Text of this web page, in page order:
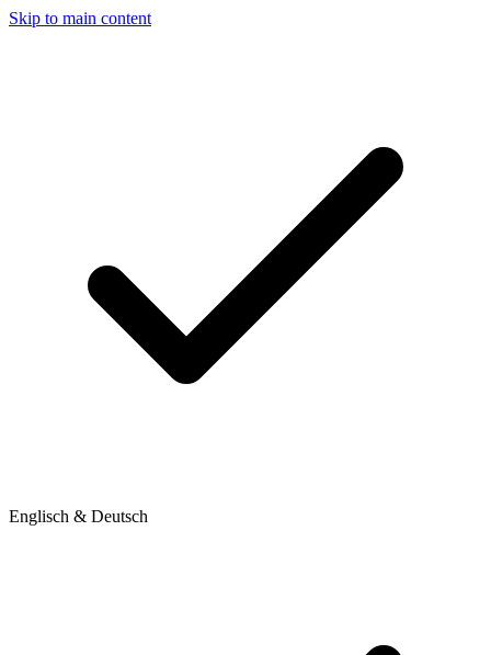
Skip to main content
Englisch & Deutsch